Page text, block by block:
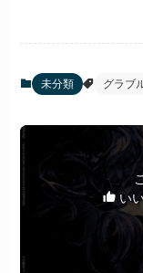
未分類 グラブ
い